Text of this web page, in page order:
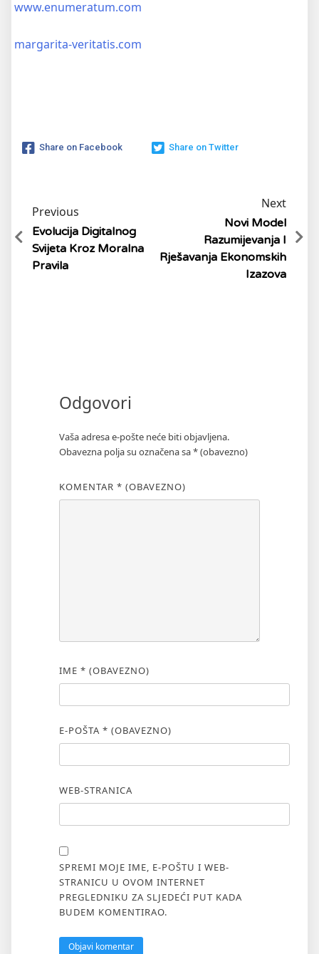
www.enumeratum.com
margarita-veritatis.com
Share on Facebook Share on Twitter
Previous
Evolucija Digitalnog
Svijeta Kroz Moralna
Pravila
Next
Novi Model
Razumijevanja I
Rješavanja Ekonomskih
Izazova
Odgovori
Vaša adresa e-pošte neće biti objavljena.
Obavezna polja su označena sa* (obavezno)
KOMENTAR * (OBAVEZNO)
IME * (OBAVEZNO)
E-POŠTA * (OBAVEZNO)
WEB-STRANICA
SPREMI MOJE IME, E-POŠTU I WEB-
STRANICU U OVOM INTERNET
PREGLEDNIKU ZA SLJEDEĆI PUT KADA
BUDEM KOMENTIRAO.